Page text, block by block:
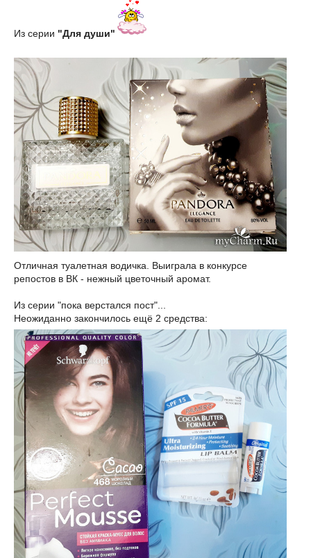
Из серии "Для души"
Отличная туалетная водичка. Выиграла в конкурсе
репостов в ВК - нежный цветочный аромат.
Из серии "пока верстался пост"...
Неожиданно закончилось ещё 2 средства: